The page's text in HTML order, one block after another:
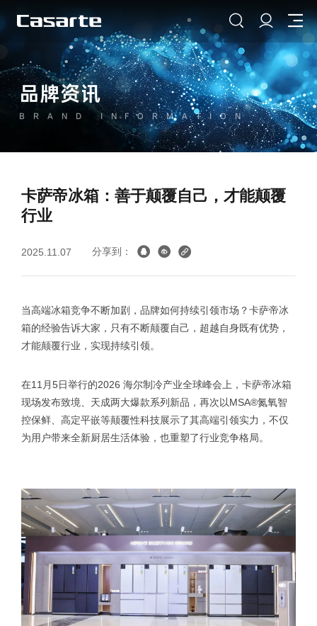
品牌资讯
BRAND INFORMATION
卡萨帝冰箱：善于颠覆自己，才能颠覆
行业
2025.11.07 分享到：
当高端冰箱竞争不断加剧，品牌如何持续引领市场？卡萨帝冰
箱的经验告诉大家，只有不断颠覆自己，超越自身既有优势，
才能颠覆行业，实现持续引领。
在11月5日举行的2026 海尔制冷产业全球峰会上，卡萨帝冰箱
现场发布致境、天成两大爆款系列新品，再次以MSA®氮氧智
控保鲜、高定平嵌等颠覆性科技展示了其高端引领实力，不仅
为用户带来全新厨居生活体验，也重塑了行业竞争格局。